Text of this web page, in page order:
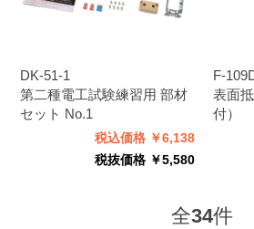
DK-51-1
第二種電工試験練習用 部材
セット No.1
税込価格 ￥6,138
税抜価格 ￥5,580
F-
表面
付）
全34件